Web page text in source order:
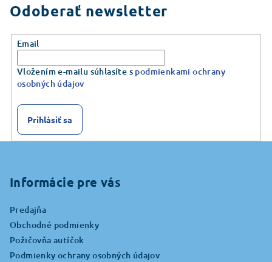
Odoberať newsletter
Email
Vložením e-mailu súhlasíte s podmienkami ochrany
osobných údajov
Prihlásiť sa
Informácie pre vás
Predajňa
Obchodné podmienky
Požičovňa autíčok
Podmienky ochrany osobných údajov